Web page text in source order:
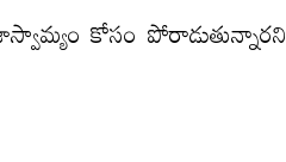
కోసం పోరాడుతున్నార‌ని